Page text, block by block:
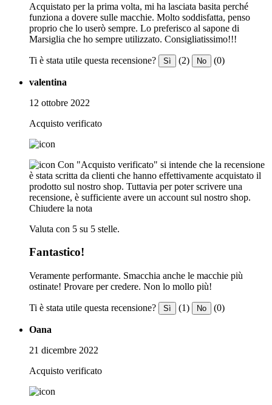
Acquistato per la prima volta, mi ha lasciata basita perché
funziona a dovere sulle macchie. Molto soddisfatta, penso
proprio che lo userò sempre. Lo preferisco al sapone di
Marsiglia che ho sempre utilizzato. Consigliatissimo!!!
Ti è stata utile questa recensione? Sì (2) No (0)
valentina
12 ottobre 2022
Acquisto verificato
Con "Acquisto verificato" si intende che la recensione
è stata scritta da clienti che hanno effettivamente acquistato il
prodotto sul nostro shop. Tuttavia per poter scrivere una
recensione, è sufficiente avere un account sul nostro shop.
Chiudere la nota
Valuta con 5 su 5 stelle.
Fantastico!
Veramente performante. Smacchia anche le macchie più
ostinate! Provare per credere. Non lo mollo più!
Ti è stata utile questa recensione? Sì (1) No (0)
Oana
21 dicembre 2022
Acquisto verificato